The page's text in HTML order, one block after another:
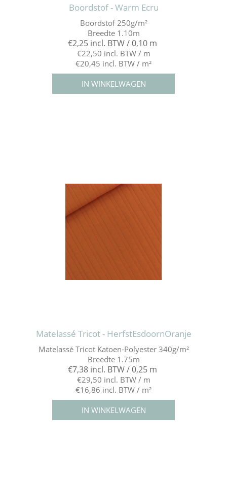
Boordstof - Warm Ecru
Boordstof 250g/m²
Breedte 1.10m
€2,25 incl. BTW / 0,10 m
€22,50 incl. BTW / m
€20,45 incl. BTW / m²
Matelassé Tricot - HerfstEsdoornOranje
Matelassé Tricot Katoen-Polyester 340g/m²
Breedte 1.75m
€7,38 incl. BTW / 0,25 m
€29,50 incl. BTW / m
€16,86 incl. BTW / m²